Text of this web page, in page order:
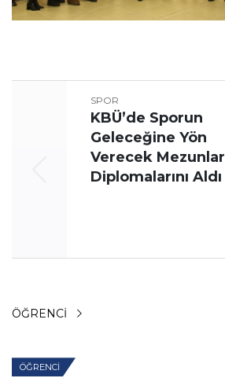
SPOR
KBÜ’de Sporun
Geleceğine Yön
Verecek Mezunlar
Diplomalarını Aldı
ÖĞRENCI
ÖĞRENCI